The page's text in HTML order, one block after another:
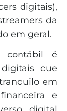
digitais),
da
em geral.
contábil é
que
em
e